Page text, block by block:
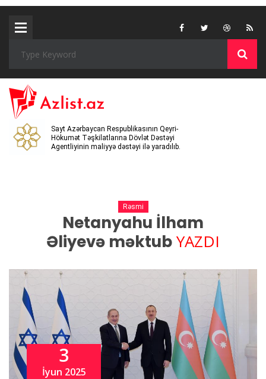
Sayt Azərbaycan Respublikasının Qeyri-
Hökumət Təşkilatlarına Dövlət Dəstəyi
Agentliyinin maliyyə dəstəyi ilə yaradılıb.
Rəsmi
Netanyahu İlham
Əliyevə məktubYAZDI
3
İyun 2025